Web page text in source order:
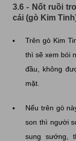
3.6 - Nốt ruồi
cái (gò Kim
Trên gò Kim
thì sẽ xem bói
đầu, không
mặt.
Nếu trên gò
son thì người
sung sướng,